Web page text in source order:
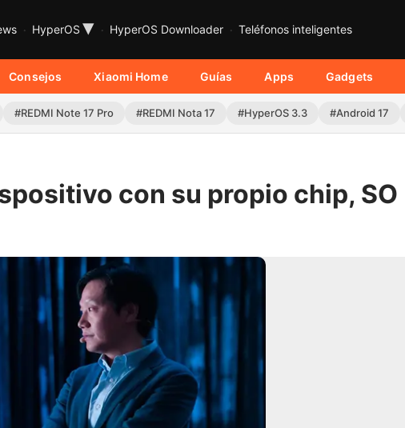
HyperOS ▾ HyperOS Downloader Teléfonos inteligentes
Consejos Xiaomi Home Guías Apps Gadgets
#REDMI Note 17 Pro #REDMI Nota 17 #HyperOS 3.3 #Android 17
con su propio chip, SO